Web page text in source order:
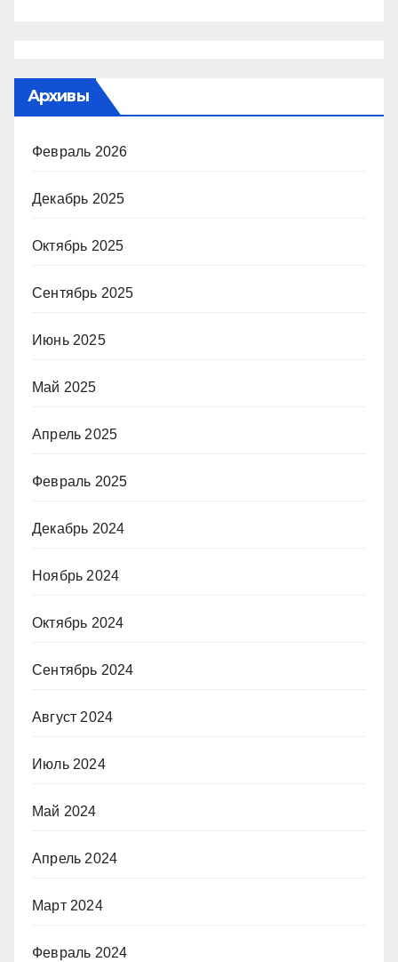
Архивы
Февраль 2026
Декабрь 2025
Октябрь 2025
Сентябрь 2025
Июнь 2025
Май 2025
Апрель 2025
Февраль 2025
Декабрь 2024
Ноябрь 2024
Октябрь 2024
Сентябрь 2024
Август 2024
Июль 2024
Май 2024
Апрель 2024
Март 2024
Февраль 2024